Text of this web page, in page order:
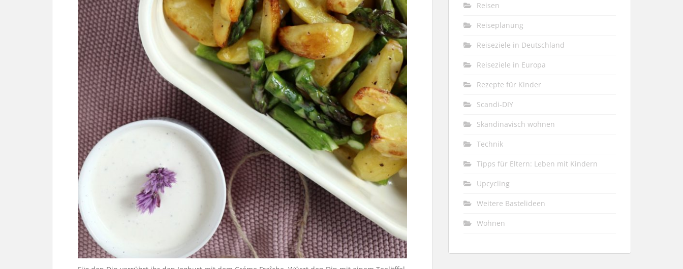
Reisen
Reiseplanung
Reiseziele in Deutschland
Reiseziele in Europa
Rezepte für Kinder
Scandi-DIY
Skandinavisch wohnen
Technik
Tipps für Eltern: Leben mit Kindern
Upcycling
Weitere Bastelideen
Wohnen